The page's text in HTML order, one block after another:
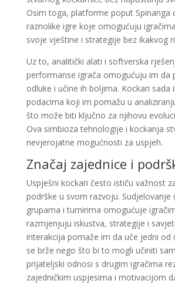
Osim toga, platforme poput Spinanga
raznolike igre koje omogućuju
svoje vještine i strategije bez ikakvog
Uz to, analitički alati i softverska
performanse igrača omogućuju im da
odluke i učine ih boljima. Kockari sada
podacima koji im pomažu u
što može biti ključno za njihovu
Ova simbioza tehnologije i kockanja
nevjerojatne mogućnosti za uspjeh.
Značaj zajednice i
Uspješni kockari često ističu važnost
podrške u svom razvoju. Sudjelovanje
grupama i turnirima omogućuje
razmjenjuju iskustva, strategije i
interakcija pomaže im da uče jedni od
se brže nego što bi to mogli učiniti
prijateljski odnosi s drugim igračima
zajedničkim uspjesima i motivacijom